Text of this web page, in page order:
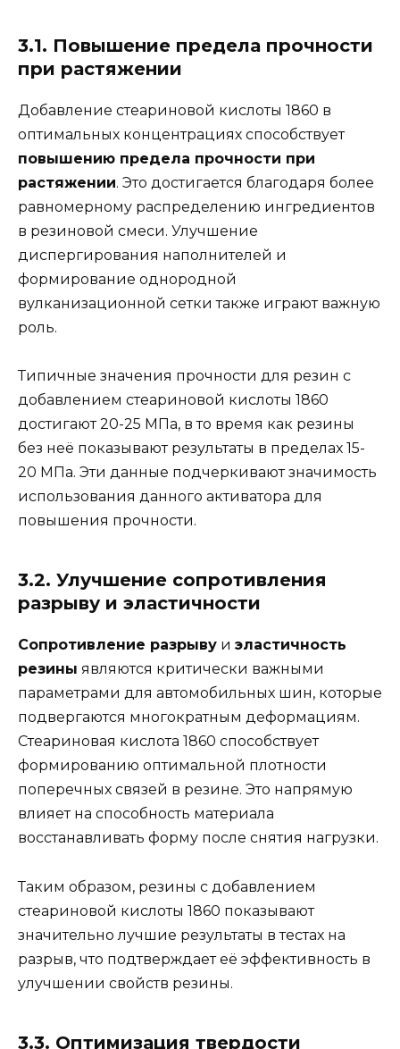
3.1. Повышение предела прочности
при растяжении
Добавление стеариновой кислоты 1860 в
оптимальных концентрациях способствует
повышению предела прочности при
растяжении. Это достигается благодаря более
равномерному распределению ингредиентов
в резиновой смеси. Улучшение
диспергирования наполнителей и
формирование однородной
вулканизационной сетки также играют важную
роль.
Типичные значения прочности для резин с
добавлением стеариновой кислоты 1860
достигают 20-25 МПа, в то время как резины
без неё показывают результаты в пределах 15-
20 МПа. Эти данные подчеркивают значимость
использования данного активатора для
повышения прочности.
3.2. Улучшение сопротивления
разрыву и эластичности
Сопротивление разрыву и эластичность
резины являются критически важными
параметрами для автомобильных шин, которые
подвергаются многократным деформациям.
Стеариновая кислота 1860 способствует
формированию оптимальной плотности
поперечных связей в резине. Это напрямую
влияет на способность материала
восстанавливать форму после снятия нагрузки.
Таким образом, резины с добавлением
стеариновой кислоты 1860 показывают
значительно лучшие результаты в тестах на
разрыв, что подтверждает её эффективность в
улучшении свойств резины.
3.3. Оптимизация твердости